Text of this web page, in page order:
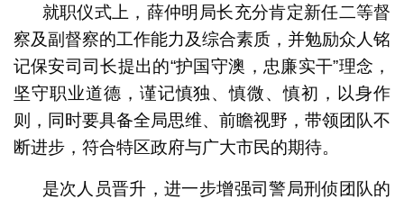
就职仪式上，薛仲明局长充分肯定新任二等督
察及副督察的工作能力及综合素质，并勉励众人铭
记保安司司长提出的“护国守澳，忠廉实干”理念，
坚守职业道德，谨记慎独、慎微、慎初，以身作
则，同时要具备全局思维、前瞻视野，带领团队不
断进步，符合特区政府与广大市民的期待。
是次人员晋升，进一步增强司警局刑侦团队的